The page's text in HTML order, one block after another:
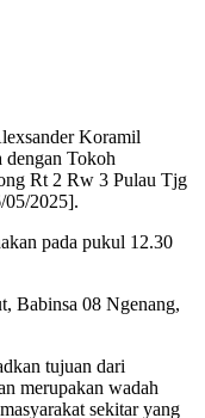
Koramil
dengan Tokoh
Rt 2 Rw 3 Pulau Tjg
05/2025].
pada pukul 12.30
Babinsa 08 Ngenang,
tujuan dari
merupakan wadah
sekitar yang